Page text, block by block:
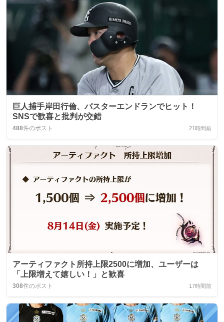
巨人捕手岸田行倫、バスターエンドランでヒット！
SNSで歓喜と批判が交錯
488件のポスト 21時間前
アーティファクト所持上限2500に増加、ユーザーは
「上限増えて嬉しい！」と歓喜
308件のポスト 17時間前